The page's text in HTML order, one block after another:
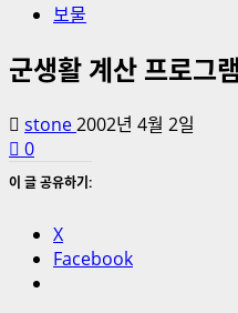
보물
군생활 계산 프로그램
stone2002년 4월 2일
0
이 글 공유하기:
X
Facebook